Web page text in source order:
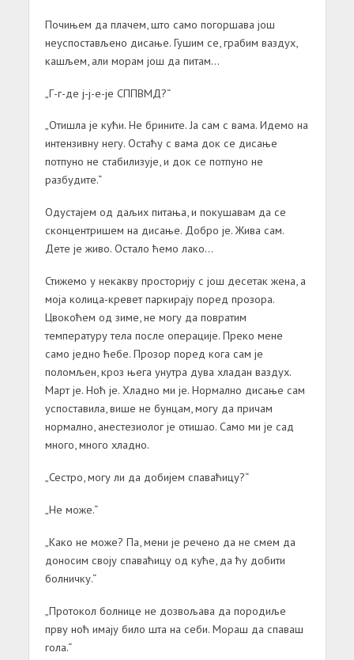
Почињем да плачем, што само погоршава још
неуспостављено дисање. Гушим се, грабим ваздух,
кашљем, али морам још да питам…
„Г-г-де ј-ј-е-је СППВМД?“
„Отишла је кући. Не брините. Ја сам с вама. Идемо на
интензивну негу. Остаћу с вама док се дисање
потпуно не стабилизује, и док се потпуно не
разбудите.“
Одустајем од даљих питања, и покушавам да се
сконцентришем на дисање. Добро је. Жива сам.
Дете је живо. Остало ћемо лако…
Стижемо у некакву просторију с још десетак жена, а
моја колица-кревет паркирају поред прозора.
Цвокоћем од зиме, не могу да повратим
температуру тела после операције. Преко мене
само једно ћебе. Прозор поред кога сам је
поломљен, кроз њега унутра дува хладан ваздух.
Март је. Ноћ је. Хладно ми је. Нормално дисање сам
успоставила, више не бунцам, могу да причам
нормално, анестезиолог је отишао. Само ми је сад
много, много хладно.
„Сестро, могу ли да добијем спаваћицу?“
„Не може.“
„Како не може? Па, мени је речено да не смем да
доносим своју спаваћицу од куће, да ћу добити
болничку.“
„Протокол болнице не дозвољава да породиље
прву ноћ имају било шта на себи. Мораш да спаваш
гола.“